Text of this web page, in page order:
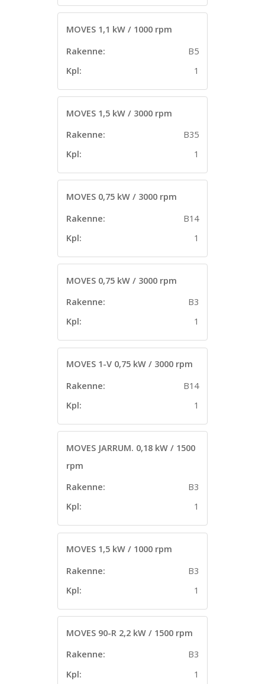
MOVES 1,1 kW / 1000 rpm
Rakenne:
B5
Kpl:
1
MOVES 1,5 kW / 3000 rpm
Rakenne:
B35
Kpl:
1
MOVES 0,75 kW / 3000 rpm
Rakenne:
B14
Kpl:
1
MOVES 0,75 kW / 3000 rpm
Rakenne:
B3
Kpl:
1
MOVES 1-V 0,75 kW / 3000 rpm
Rakenne:
B14
Kpl:
1
MOVES JARRUM. 0,18 kW / 1500
rpm
Rakenne:
B3
Kpl:
1
MOVES 1,5 kW / 1000 rpm
Rakenne:
B3
Kpl:
1
MOVES 90-R 2,2 kW / 1500 rpm
Rakenne:
B3
Kpl:
1